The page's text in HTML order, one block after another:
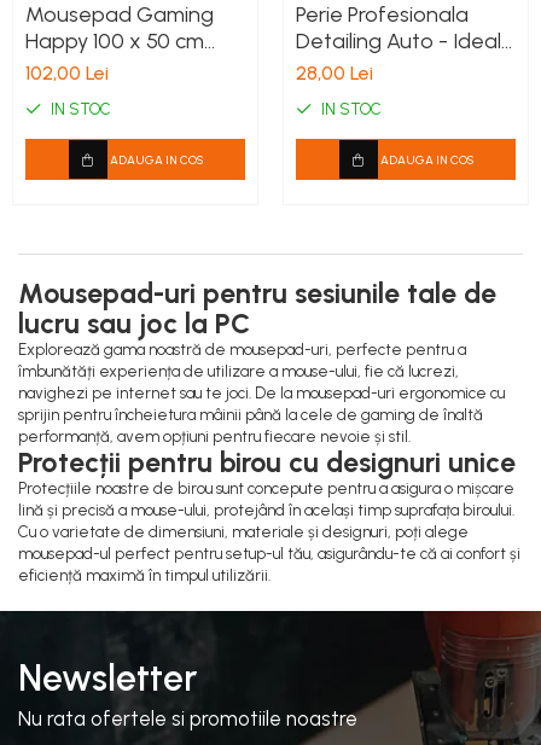
Mousepad Gaming
Happy 100 x 50 cm
Baza din Cauciuc
Glixicom®
102,00 Lei
IN STOC
ADAUGA IN COS
Perie Profesionala
Detailing Auto - Ideala
pentru Curatat si
10 x 6 cm
28,00 Lei
IN STOC
ADAUGA IN COS
Mousepad-uri pentru sesiunile tale de
lucru sau joc la PC
Explorează gama noastră de mousepad-uri, perfecte pentru a
îmbunătăți experiența de utilizare a mouse-ului, fie că lucrezi,
navighezi pe internet sau te joci. De la mousepad-uri ergonomice cu
sprijin pentru încheietura mâinii până la cele de gaming de înaltă
performanță, avem opțiuni pentru fiecare nevoie și stil.
Protecții pentru birou cu designuri unice
Protecțiile noastre de birou sunt concepute pentru a asigura o mișcare
lină și precisă a mouse-ului, protejând în același timp suprafața biroului.
Cu o varietate de dimensiuni, materiale și designuri, poți alege
mousepad-ul perfect pentru setup-ul tău, asigurându-te că ai confort și
eficiență maximă în timpul utilizării.
Newsletter
Nu rata ofertele si promotiile noastre